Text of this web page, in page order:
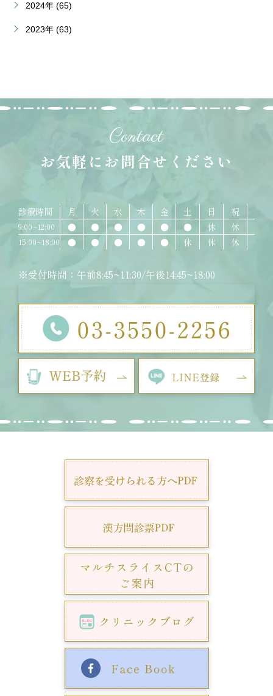
2024年 (65)
2023年 (63)
Contact
お気軽にお問合せください
診療時間 月 火 水 木 金 土 日 祝
9:00~12:00 ● ● ● ● ● ● 休 休
15:00~18:00 ● ● ● ● ● 休 休 休
※受付時間：午前8:45~11:30/午後14:45~18:00